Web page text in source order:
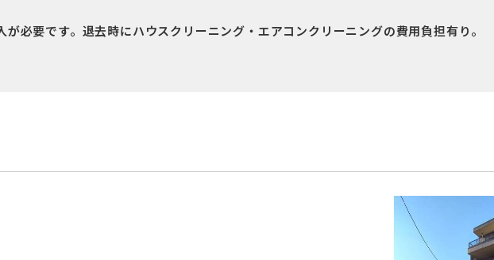
必要です。退去時にハウスクリーニング・エアコンクリーニングの費用負担有り。